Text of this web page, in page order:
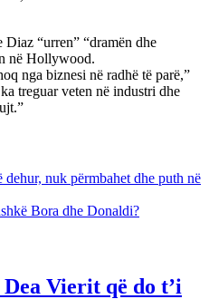
“urren” “dramën dhe
në Hollywood.
nga biznesi në radhë të parë,”
treguar veten në industri dhe
dehur, nuk përmbahet dhe puth në
Bora dhe Donaldi?
Vierit që do t’i